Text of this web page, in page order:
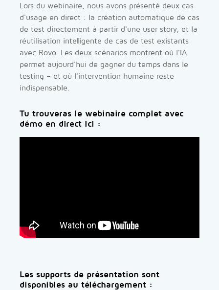
Lors du webinaire, nous avons présenté deux cas
d'usage en direct : la création automatique de cas
de test directement à partir d'une user story, et la
réutilisation intelligente de cas de test existants
avec Rovo. Les deux scénarios montrent où l'IA
permet aujourd'hui de gagner du temps dans le
testing – et où l'intervention humaine reste
indispensable.
Tu trouveras le webinaire complet avec
démo en direct ici :
Les supports de présentation sont
disponibles au téléchargement :